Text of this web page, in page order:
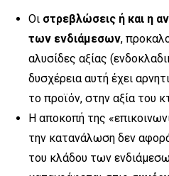
Οι στρεβλώσεις ή και η
των ενδιάμεσων,
αλυσίδες αξίας
δυσχέρεια αυτή έχει
το προϊόν, στην αξία του
Η αποκοπή της
την κατανάλωση δεν
του κλάδου των